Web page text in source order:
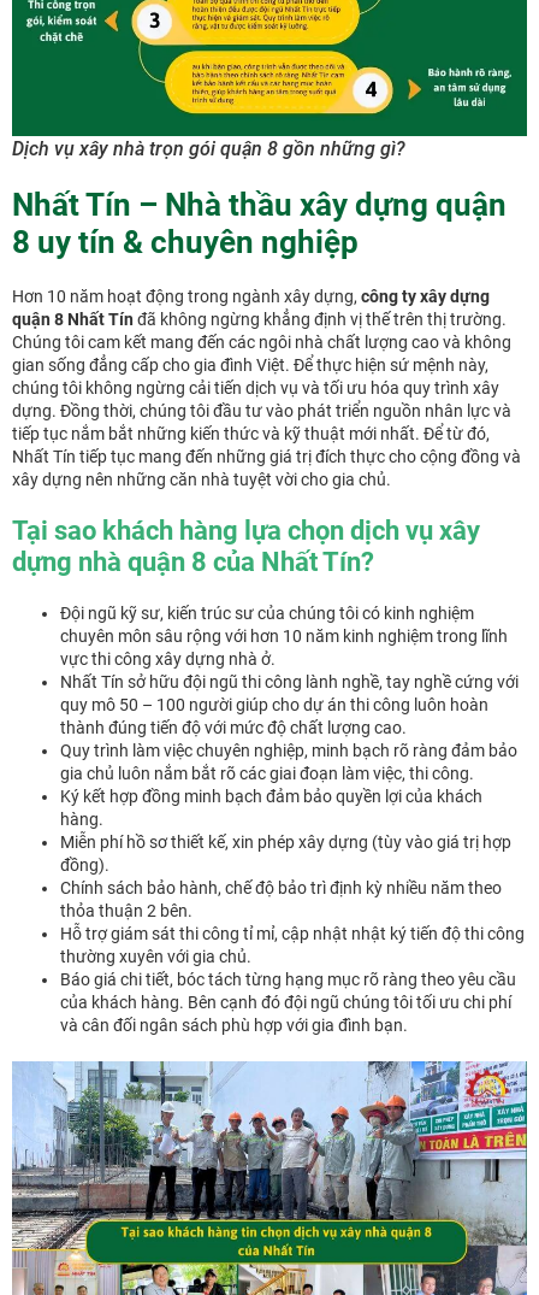
Dịch vụ xây nhà trọn gói quận 8 gồn những gì?
Nhất Tín – Nhà thầu xây dựng quận
8 uy tín & chuyên nghiệp
Hơn 10 năm hoạt động trong ngành xây dựng, công ty xây dựng
quận 8 Nhất Tín đã không ngừng khẳng định vị thế trên thị trường.
Chúng tôi cam kết mang đến các ngôi nhà chất lượng cao và không
gian sống đẳng cấp cho gia đình Việt. Để thực hiện sứ mệnh này,
chúng tôi không ngừng cải tiến dịch vụ và tối ưu hóa quy trình xây
dựng. Đồng thời, chúng tôi đầu tư vào phát triển nguồn nhân lực và
tiếp tục nắm bắt những kiến thức và kỹ thuật mới nhất. Để từ đó,
Nhất Tín tiếp tục mang đến những giá trị đích thực cho cộng đồng và
xây dựng nên những căn nhà tuyệt vời cho gia chủ.
Tại sao khách hàng lựa chọn dịch vụ xây
dựng nhà quận 8 của Nhất Tín?
Đội ngũ kỹ sư, kiến trúc sư của chúng tôi có kinh nghiệm
chuyên môn sâu rộng với hơn 10 năm kinh nghiệm trong lĩnh
vực thi công xây dựng nhà ở.
Nhất Tín sở hữu đội ngũ thi công lành nghề, tay nghề cứng với
quy mô 50 – 100 người giúp cho dự án thi công luôn hoàn
thành đúng tiến độ với mức độ chất lượng cao.
Quy trình làm việc chuyên nghiệp, minh bạch rõ ràng đảm bảo
gia chủ luôn nắm bắt rõ các giai đoạn làm việc, thi công.
Ký kết hợp đồng minh bạch đảm bảo quyền lợi của khách
hàng.
Miễn phí hồ sơ thiết kế, xin phép xây dựng (tùy vào giá trị hợp
đồng).
Chính sách bảo hành, chế độ bảo trì định kỳ nhiều năm theo
thỏa thuận 2 bên.
Hỗ trợ giám sát thi công tỉ mỉ, cập nhật nhật ký tiến độ thi công
thường xuyên với gia chủ.
Báo giá chi tiết, bóc tách từng hạng mục rõ ràng theo yêu cầu
của khách hàng. Bên cạnh đó đội ngũ chúng tôi tối ưu chi phí
và cân đối ngân sách phù hợp với gia đình bạn.